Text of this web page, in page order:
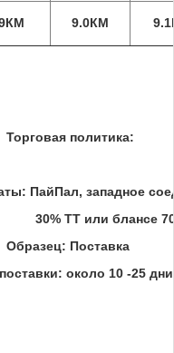
9.0КМ
Торговая политика:
ПайПал, западное
30% ТТ или блансе
Образец: Поставка
около 10 -25